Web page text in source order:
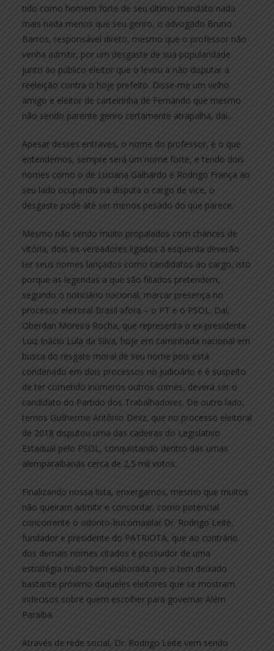
tido como homem forte de seu último mandato nada
mais nada menos que seu genro, o advogado Bruno
Barros, responsável direto, mesmo que o professor não
venha admitir, por um desgaste de sua popularidade
junto ao público eleitor que o levou a não disputar a
reeleição contra o hoje prefeito. Disse-me um velho
amigo e eleitor de carteirinha de Fernando que mesmo
não sendo parente genro certamente atrapalha, daí…
Apesar desses entraves, o nome do professor, é o que
entendemos, sempre será um nome forte, e tendo dois
nomes como o de Luciana Galhardo e Rodrigo França ao
seu lado ocupando na disputa o cargo de vice, o
desgaste pode até ser menos pesado do que parece.
Mesmo não sendo muito propalados com chances de
vitória, dois ex-vereadores ligados à esquerda deverão
ter seus nomes lançados como candidatos ao cargo, isto
porque as legendas a que são filiados pretendem,
segundo o noticiário nacional, marcar presença no
processo eleitoral Brasil afora – o PT e o PSOL. Daí,
Oberdan Moreira Rocha, que representa o ex-presidente
Luiz Inácio Lula da Silva, hoje em caminhada nacional em
busca do resgate moral de seu nome pois está
condenado em dois processos no Judiciário e é suspeito
de ter cometido inúmeros outros crimes, deverá ser o
candidato do Partido dos Trabalhadores. De outro lado,
temos Guilherme Antônio Diniz, que no processo eleitoral
de 2018 disputou uma das cadeiras do Legislativo
Estadual pelo PSOL, conquistando dentro das urnas
alemparaibanas cerca de 2,5 mil votos.
Finalizando nossa lista, enxergamos, mesmo que muitos
não queiram admitir e concordar, como potencial
concorrente o odonto-bucomaxilar Dr. Rodrigo Leite,
fundador e presidente do PATRIOTA, que ao contrário
dos demais nomes citados é possuidor de uma
estratégia muito bem elaborada que o tem deixado
bastante próximo daqueles eleitores que se mostram
indecisos sobre quem escolher para governar Além
Paraíba.
Através de rede social, Dr. Rodrigo Leite vem sendo